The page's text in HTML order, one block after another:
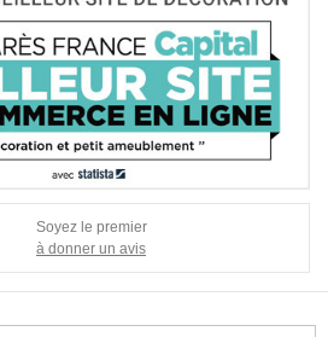
Soyez le premier
à donner un avis